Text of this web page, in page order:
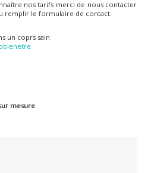
nos tarifs merci de nous contacter
remplir le formulaire de contact.
un coprs sain
mesure